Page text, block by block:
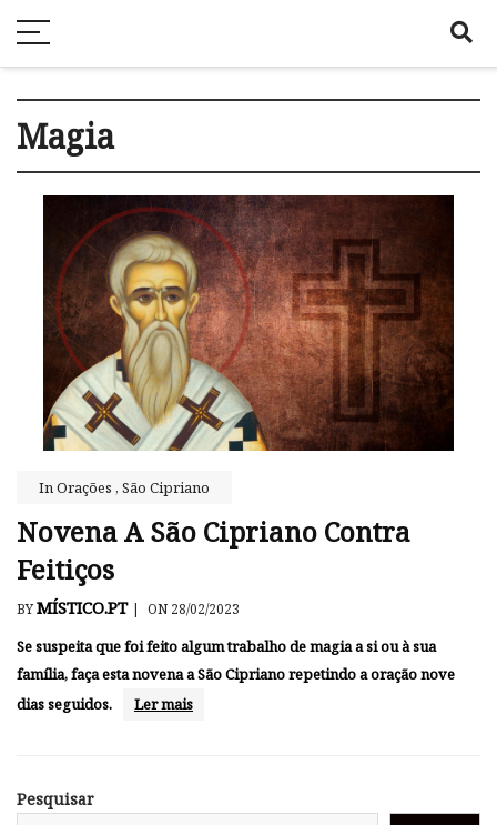
Magia
InOrações , São Cipriano
Novena A São Cipriano Contra
Feitiços
BYMÍSTICO.PT | ON 28/02/2023
Se suspeita que foi feito algum trabalho de magia a si ou à sua
família, faça esta novena a São Cipriano repetindo a oração nove
dias seguidos.
Ler mais
Pesquisar